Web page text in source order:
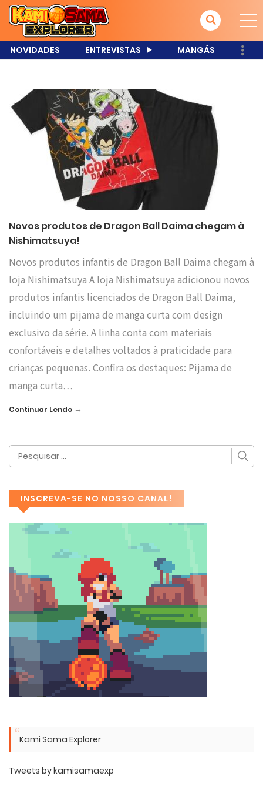
NOVIDADES ENTREVISTAS MANGÁS
Novos produtos de Dragon Ball Daima chegam à
Nishimatsuya!
Novos produtos infantis de Dragon Ball Daima chegam à
loja Nishimatsuya A loja Nishimatsuya adicionou novos
produtos infantis licenciados de Dragon Ball Daima,
incluindo um pijama de manga curta com design
exclusivo da série. A linha conta com materiais
confortáveis e detalhes voltados à praticidade para
crianças pequenas. Confira os destaques: Pijama de
manga curta…
Continuar Lendo →
INSCREVA-SE NO NOSSO CANAL!
Kami Sama Explorer
Tweets by kamisamaexp